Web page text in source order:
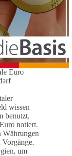
Euro
wissen
benutzt,
notiert.
Währungen
um